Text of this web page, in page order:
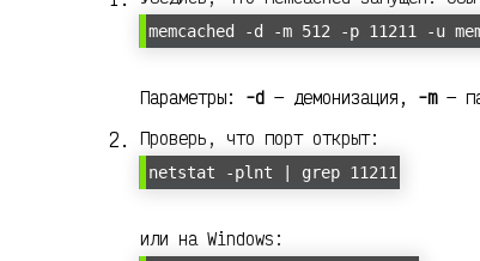
memcached -d -m 512 -p 11211 -u
Параметры: -d — демонизация, -m—
Проверь, что порт открыт:
netstat -plnt | grep 11211
или на Windows: